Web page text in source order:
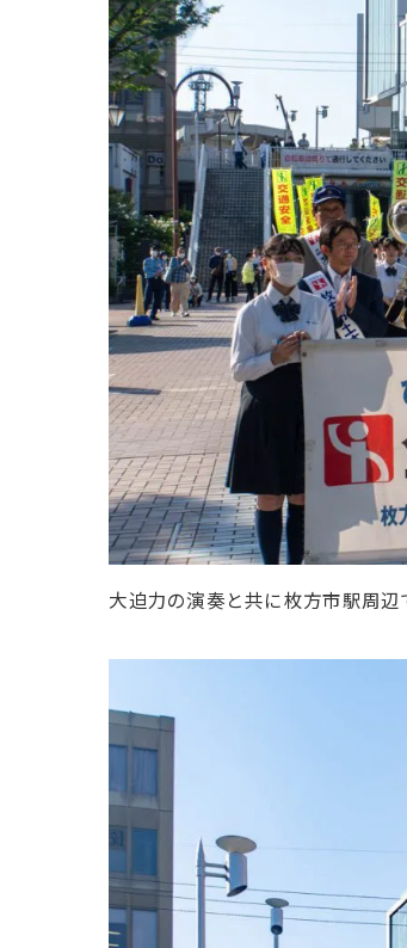
大迫力の演奏と共に枚方市駅周辺